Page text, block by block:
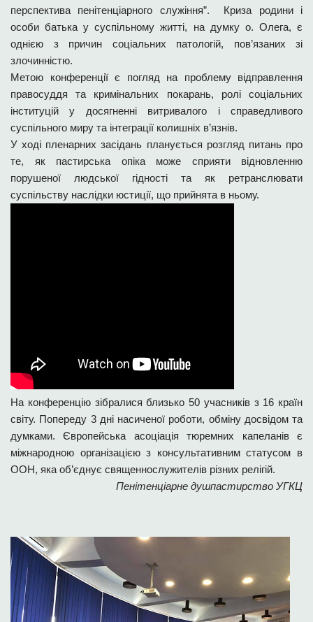
перспектива пенітенціарного служіння”. Криза родини і
особи батька у суспільному житті, на думку о. Олега, є
однією з причин соціальних патологій, пов’язаних зі
злочинністю.
Метою конференції є погляд на проблему відправлення
правосуддя та кримінальних покарань, ролі соціальних
інституцій у досягненні витривалого і справедливого
суспільного миру та інтеграції колишніх в’язнів.
У ході пленарних засідань планується розгляд питань про
те, як пастирська опіка може сприяти відновленню
порушеної людської гідності та як ретранслювати
суспільству наслідки юстиції, що прийнята в ньому.
На конференцію зібралися близько 50 учасників з 16 країн
світу. Попереду 3 дні насиченої роботи, обміну досвідом та
думками. Європейська асоціація тюремних капеланів є
міжнародною організацією з консультативним статусом в
ООН, яка об’єднує священнослужителів різних релігій.
Пенітенціарне душпастирство УГКЦ